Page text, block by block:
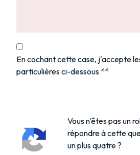
En cochant cette case, j'accepte
particulières ci-dessous **
Vous n'êtes pas un
répondre à cette
un plus quatre ?